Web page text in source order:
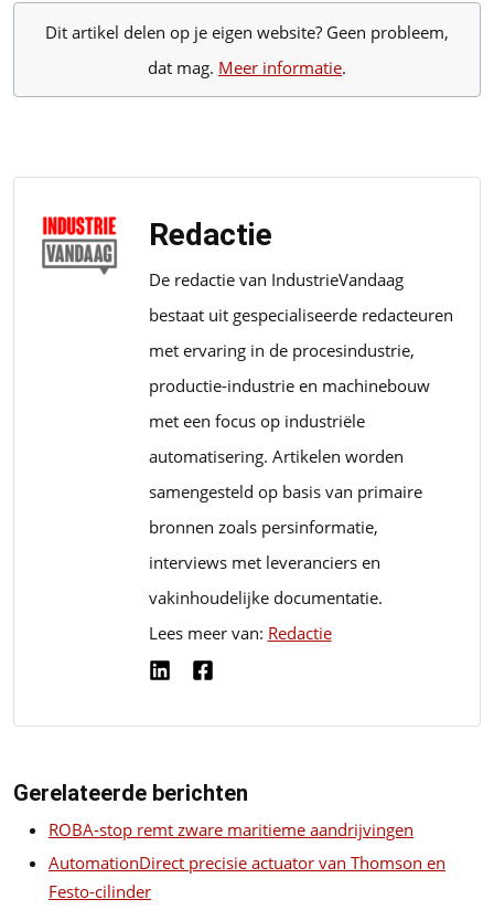
Dit artikel delen op je eigen website? Geen probleem,
dat mag. Meer informatie.
Redactie
De redactie van IndustrieVandaag
bestaat uit gespecialiseerde redacteuren
met ervaring in de procesindustrie,
productie-industrie en machinebouw
met een focus op industriële
automatisering. Artikelen worden
samengesteld op basis van primaire
bronnen zoals persinformatie,
interviews met leveranciers en
vakinhoudelijke documentatie.
Lees meer van: Redactie
Gerelateerde berichten
ROBA-stop remt zware maritieme aandrijvingen
AutomationDirect precisie actuator van Thomson en
Festo-cilinder